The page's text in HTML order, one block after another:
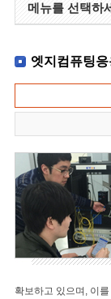
메뉴를 선택하
엣지컴퓨팅
확보하고 있으며, 이